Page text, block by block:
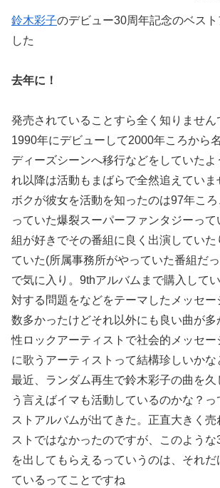
鈴木彩子のデビュー30周年記念のベス
した
去年に！
発売されていることすら全く知りません
1990年にデビューして2000年ころから
ディーズシーンへ移行などをしていた
れ以降は活動もまばらで全然追えていま
ボクが彼女を活動を知ったのは97年こ
っていた爆裂スーパーファンタジーっ
組が好きでその番組に良く出演していた
ていた(所属事務所がやっていた番組だ
で気に入り。9thアルバムまで購入して
対する問題をなどをテーマしたメッセ
数多かったけどそれ以外にも良い曲が
性ロックアーティストで社会的メッセー
に歌うアーティストって結構珍しいかな
最近、ランダム再生で鈴木彩子の曲を久
う言えばイマも活動しているのかな？
ストアルバムが出てきた。正直大きく売
ストではなかったのですが、このよう
を出してもらえるっていうのは、それ
ているってことですね